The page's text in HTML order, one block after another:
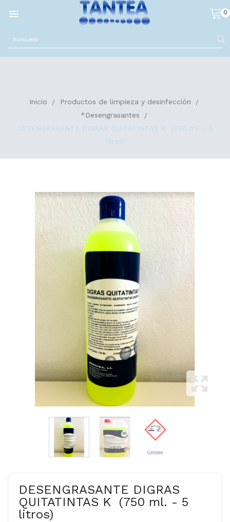
 0
Inicio
Productos de limpieza y desinfección
*Desengrasantes
DESENGRASANTE DIGRAS QUITATINTAS K (750 ml. - 5
litros)
DESENGRASANTE DIGRAS
QUITATINTAS K (750 ml. - 5
litros)